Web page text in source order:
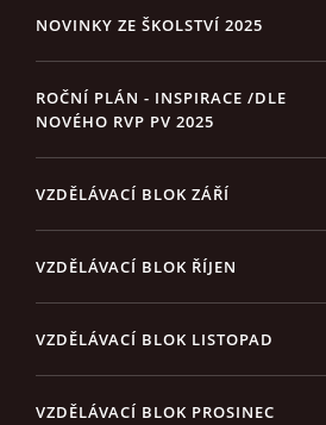
NOVINKY ZE ŠKOLSTVÍ 2025
ROČNÍ PLÁN - INSPIRACE /DLE
NOVÉHO RVP PV 2025
VZDĚLÁVACÍ BLOK ZÁŘÍ
VZDĚLÁVACÍ BLOK ŘÍJEN
VZDĚLÁVACÍ BLOK LISTOPAD
VZDĚLÁVACÍ BLOK PROSINEC